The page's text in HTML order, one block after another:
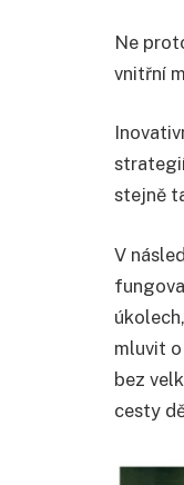
Ne
vnitřní
stejně
V
mluvit
bez
cesty